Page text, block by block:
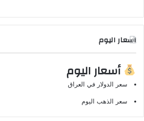
اسعار اليوم
أسعار اليوم
سعر الدولار في العراق
سعر الذهب اليوم